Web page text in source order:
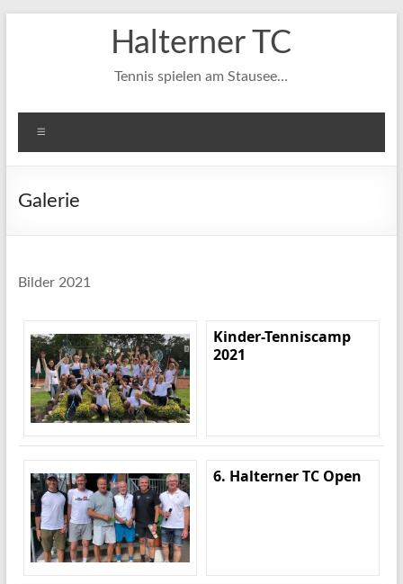
Halterner TC
Tennis spielen am Stausee…
Galerie
Bilder 2021
Kinder-Tenniscamp
2021
6. Halterner TC Open